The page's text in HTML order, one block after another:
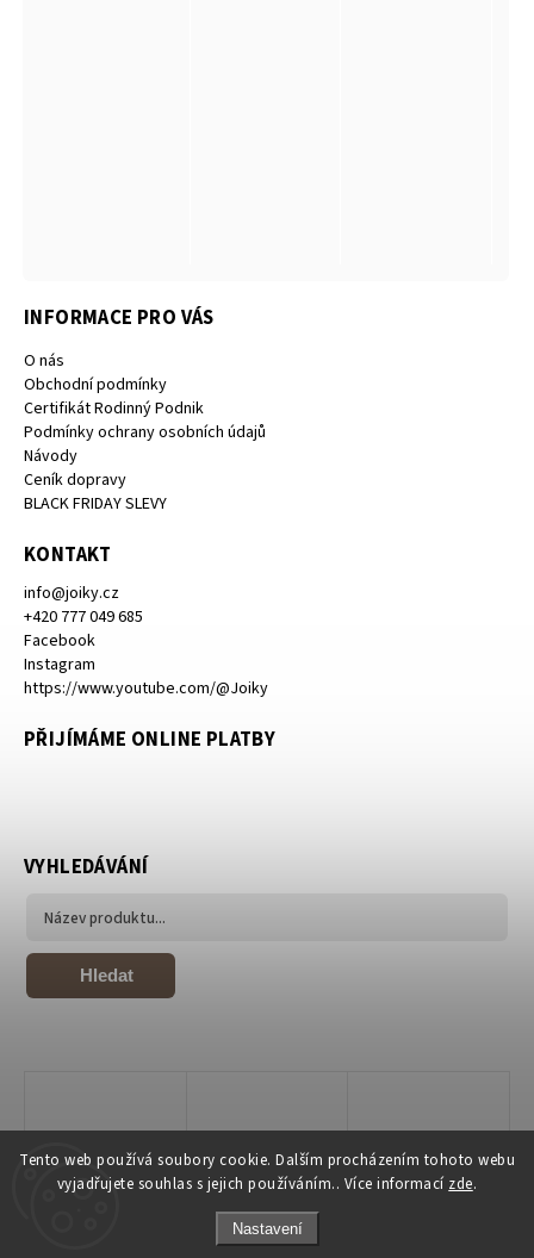
Tento web používá soubory cookie. Dalším procházením tohoto webu
vyjadřujete souhlas s jejich používáním.. Více informací zde.
Nastavení
INFORMACE PRO VÁS
O nás
Obchodní podmínky
Certifikát Rodinný Podnik
Podmínky ochrany osobních údajů
Návody
Ceník dopravy
BLACK FRIDAY SLEVY
KONTAKT
info@joiky.cz
+420 777 049 685
Facebook
Instagram
https://www.youtube.com/@Joiky
PŘIJÍMÁME ONLINE PLATBY
VYHLEDÁVÁNÍ
Hledat